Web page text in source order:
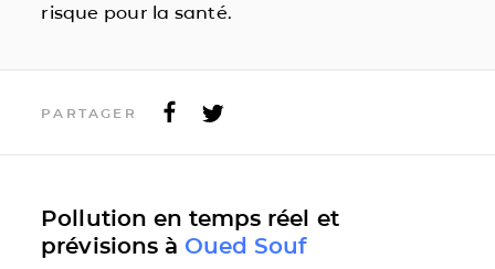
risque pour la santé.
PARTAGER
Pollution en temps réel et
prévisions à Oued Souf